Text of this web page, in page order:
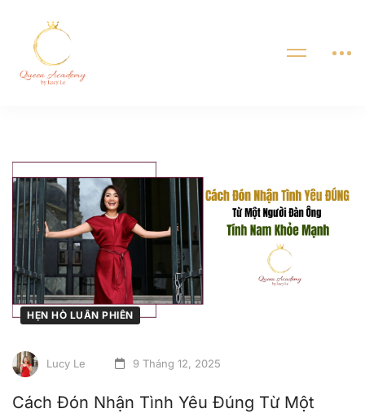
HẸN HÒ LUÂN PHIÊN
Lucy Le 9 Tháng 12, 2025
Cách Đón Nhận Tình Yêu Đúng Từ Một